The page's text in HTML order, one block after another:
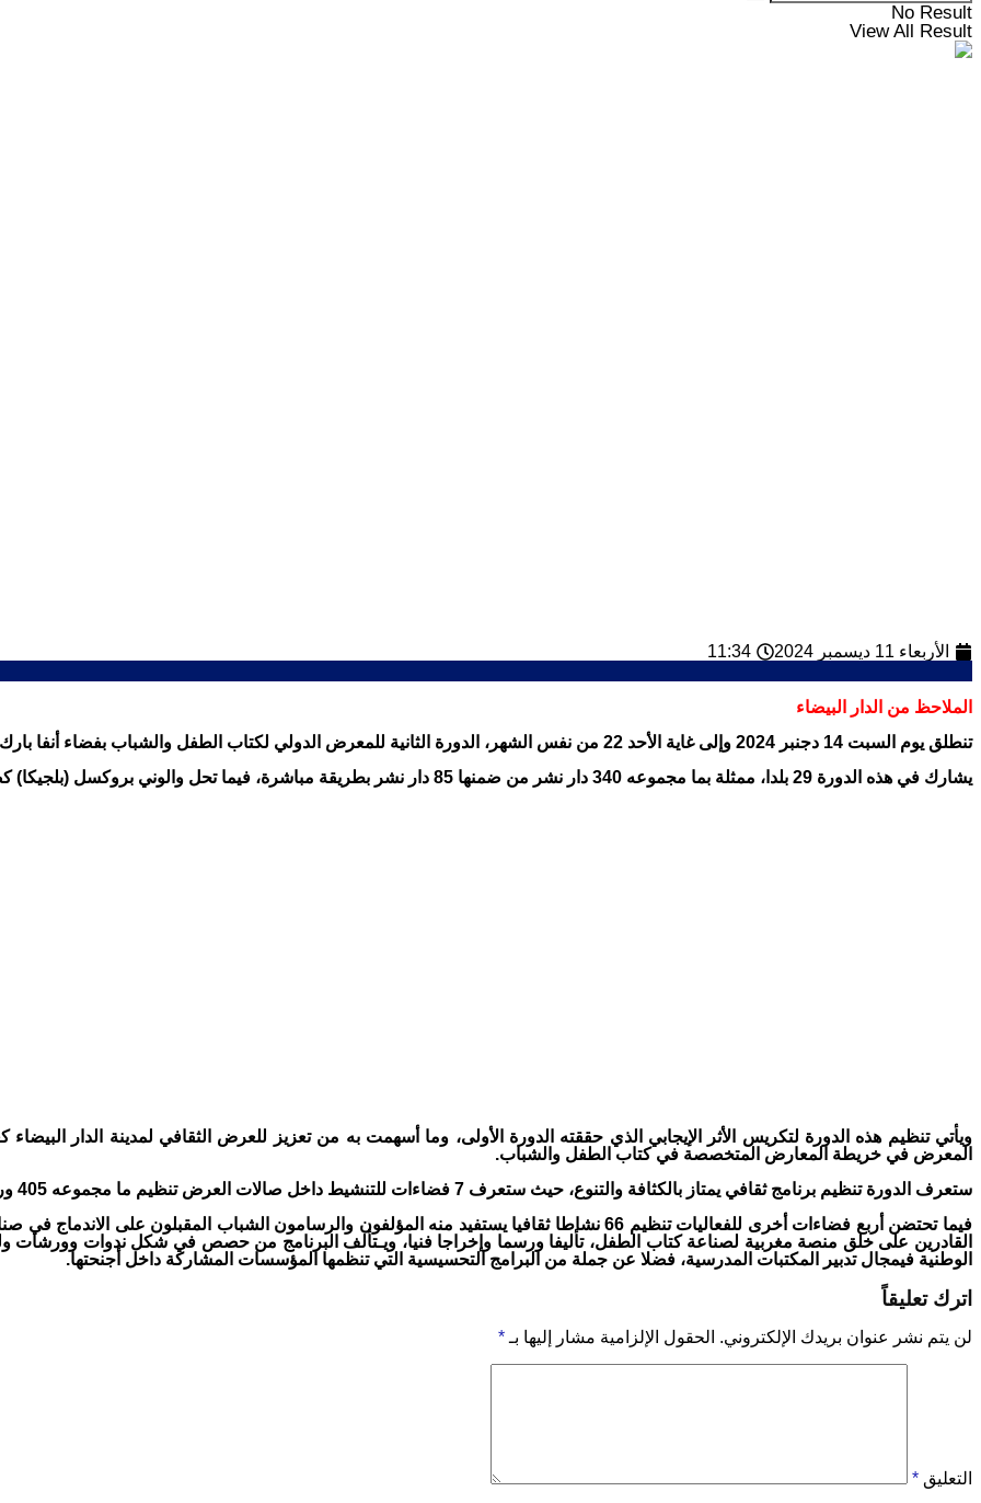
No Result
View All Result
الأربعاء 11 ديسمبر 2024 11:34
الملاحظ من الدار البيضاء
تنطلق يوم السبت 14 دجنبر 2024 وإلى غاية الأحد 22 من نفس الشهر، الدورة الثانية للمعرض الدولي لكتاب الطفل والشباب بفضاء أنفا بارك بالدار البيضاء.
يشارك في هذه الدورة 29 بلدا، ممثلة بما مجموعه 340 دار نشر من ضمنها 85 دار نشر بطريقة مباشرة، فيما تحل والوني بروكسل (بلجيكا) كضيف خاص.
ويأتي تنظيم هذه الدورة لتكريس الأثر الإيجابي الذي حققته الدورة الأولى، وما أسهمت به من تعزيز للعرض الثقافي لمدينة الدار
المعرض في خريطة المعارض المتخصصة في كتاب الطفل والشباب.
ستعرف الدورة تنظيم برنامج ثقافي يمتاز بالكثافة والتنوع، حيث ستعرف 7 فضاءات للتنشيط داخل صالات العرض تنظيم ما مجموعه 405 ورشة بمعدل 45 ورشة في اليوم.
فيما تحتضن أربع فضاءات أخرى للفعاليات تنظيم 66 نشاطا ثقافيا يستفيد منه المؤلفون والرسامون الشباب
القادرين على خلق منصة مغربية لصناعة كتاب الطفل، تأليفا ورسما وإخراجا فنيا، ويـتألف البرنامج من حصص في شكل ندوات وورشات
الوطنية فيمجال تدبير المكتبات المدرسية، فضلا عن جملة من البرامج التحسيسية التي تنظمها المؤسسات المشاركة داخل أجنحتها.
اترك تعليقاً
لن يتم نشر عنوان بريدك الإلكتروني. الحقول الإلزامية مشار إليها بـ *
التعليق *